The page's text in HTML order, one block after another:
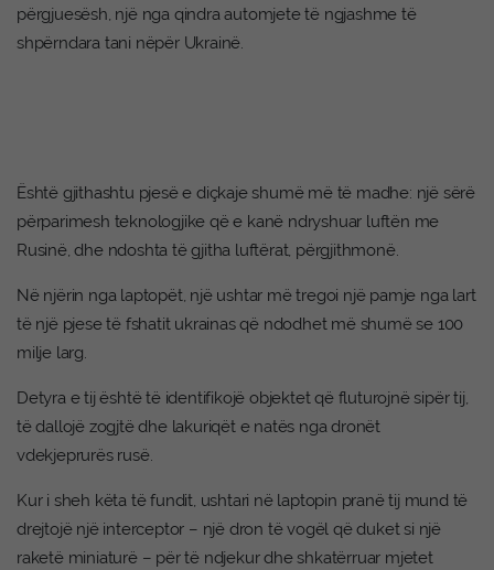
përgjuesësh, një nga qindra automjete të ngjashme të
shpërndara tani nëpër Ukrainë.
Është gjithashtu pjesë e diçkaje shumë më të madhe: një sërë
përparimesh teknologjike që e kanë ndryshuar luftën me
Rusinë, dhe ndoshta të gjitha luftërat, përgjithmonë.
Në njërin nga laptopët, një ushtar më tregoi një pamje nga lart
të një pjese të fshatit ukrainas që ndodhet më shumë se 100
milje larg.
Detyra e tij është të identifikojë objektet që fluturojnë sipër tij,
të dallojë zogjtë dhe lakuriqët e natës nga dronët
vdekjeprurës rusë.
Kur i sheh këta të fundit, ushtari në laptopin pranë tij mund të
drejtojë një interceptor – një dron të vogël që duket si një
raketë miniaturë – për të ndjekur dhe shkatërruar mjetet